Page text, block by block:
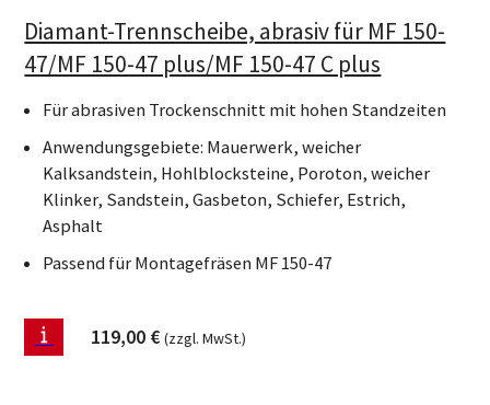
Diamant-Trennscheibe, abrasiv für MF 150-
47/MF 150-47 plus/MF 150-47 C plus
Für abrasiven Trockenschnitt mit hohen Standzeiten
Anwendungsgebiete: Mauerwerk, weicher
Kalksandstein, Hohlblocksteine, Poroton, weicher
Klinker, Sandstein, Gasbeton, Schiefer, Estrich,
Asphalt
Passend für Montagefräsen MF 150-47
119,00 € (zzgl. MwSt.)